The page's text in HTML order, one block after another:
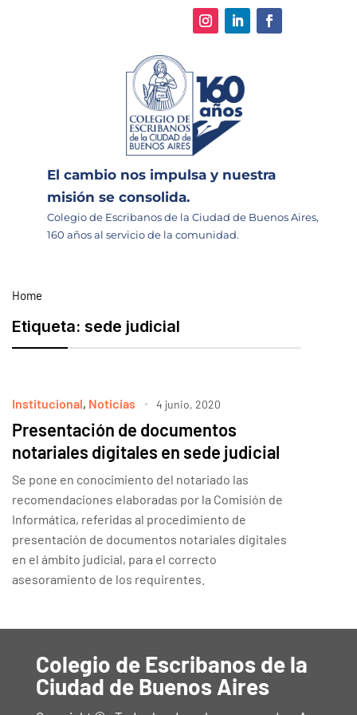
El cambio nos impulsa y nuestra
misión se consolida.
Colegio de Escribanos de la Ciudad de Buenos Aires,
160 años al servicio de la comunidad.
Home
Etiqueta: sede judicial
Institucional, Noticias 4 junio, 2020
Presentación de documentos
notariales digitales en sede judicial
Se pone en conocimiento del notariado las
recomendaciones elaboradas por la Comisión de
Informática, referidas al procedimiento de
presentación de documentos notariales digitales
en el ámbito judicial, para el correcto
asesoramiento de los requirentes.
Colegio de Escribanos de la
Ciudad de Buenos Aires